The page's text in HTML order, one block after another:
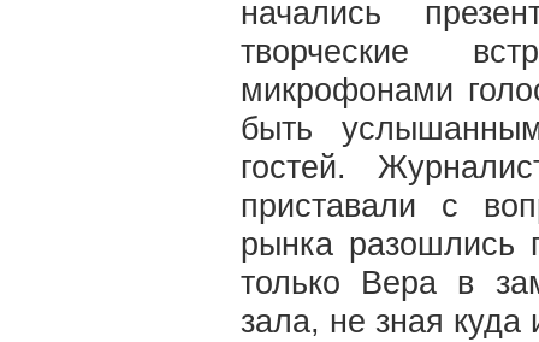
начались
творческие
микрофонами
быть
гостей.
приставали с
рынка разошлись
только Вера в
зала, не зная куда